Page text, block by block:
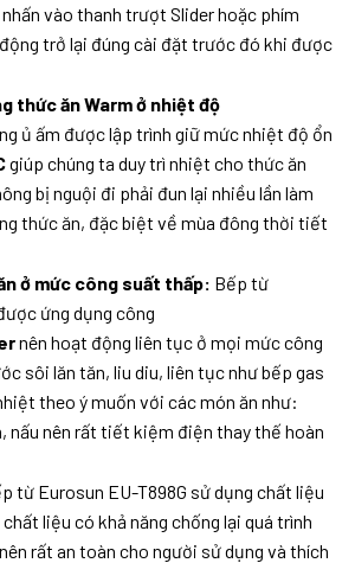
vào thanh trượt Slider hoặc phím
trở lại đúng cài đặt trước đó khi được
thức ăn Warm ở nhiệt độ
ủ ấm được lập trình giữ mức nhiệt độ ổn
giúp chúng ta duy trì nhiệt cho thức ăn
bị nguội đi phải đun lại nhiều lần làm
thức ăn, đặc biệt về mùa đông thời tiết
ở mức công suất thấp: Bếp từ
ứng dụng công
nên hoạt động liên tục ở mọi mức công
sôi lăn tăn, liu diu, liên tục như bếp gas
theo ý muốn với các món ăn như:
nấu nên rất tiết kiệm điện thay thế hoàn
từ Eurosun EU-T898G sử dụng chất liệu
liệu có khả năng chống lại quá trình
rất an toàn cho người sử dụng và thích